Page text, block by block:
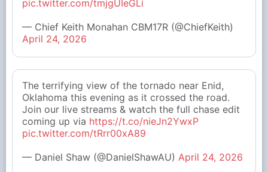
pic.twitter.com/tmjgUIeGLi
— Chief Keith Monahan CBM17R (@ChiefKeith)
April 24, 2026
The terrifying view of the tornado near Enid,
Oklahoma this evening as it crossed the road.
Join our live streams & watch the full chase edit
coming up via https://t.co/nieJn2YwxP
pic.twitter.com/tRrr00xA89
— Daniel Shaw (@DanielShawAU) April 24, 2026